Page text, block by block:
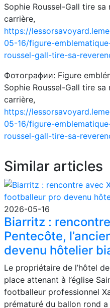
Sophie Roussel-Gall tire
carrière,
https://
05-16/figure-
roussel-gall-tire-sa-
Фотографии: Figure
Sophie Roussel-Gall tire
carrière,
https://
05-16/figure-
roussel-gall-tire-sa-
Similar articles
2026-05-16
Biarritz :
Pentecôte,
devenu hôtelier
Le propriétaire de l’hôtel
place attenant à l’église
footballeur professionnel
prématuré du ballon rond